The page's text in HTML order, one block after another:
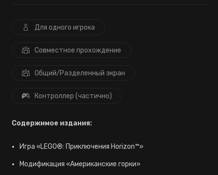
Для одного игрока
Совместное прохождение
Общий/Разделенный экран
Контроллер (частично)
Содержимое издания:
Игра «LEGO®: Приключения Horizon™»
Модификация «Американские горки»